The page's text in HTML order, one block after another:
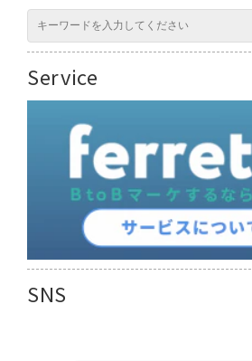
Service
SNS